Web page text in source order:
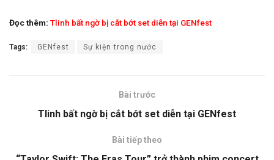
Đọc thêm: Tlinh bất ngờ bị cắt bớt set diễn tại GENfest
Tags: GENfest Sự kiện trong nước
Bài trước
Tlinh bất ngờ bị cắt bớt set diễn tại GENfest
Bài tiếp theo